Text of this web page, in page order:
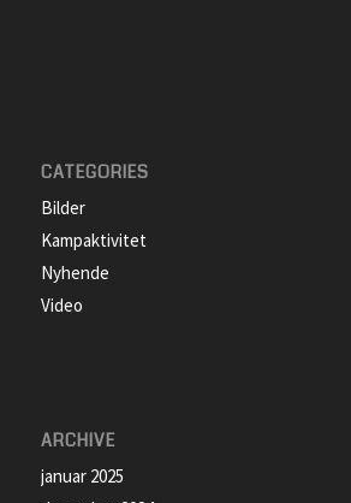
CATEGORIES
Bilder
Kampaktivitet
Nyhende
Video
ARCHIVE
januar 2025